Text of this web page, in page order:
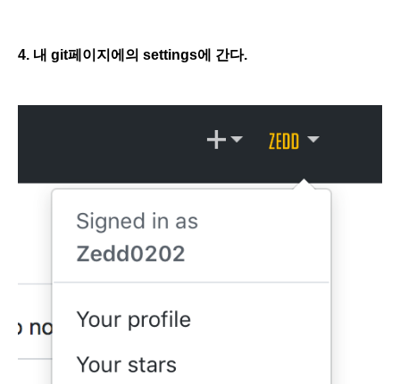
4. 내 git페이지에의 settings에 간다.